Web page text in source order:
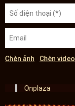
Chèn ảnh Chèn video
Onplaza